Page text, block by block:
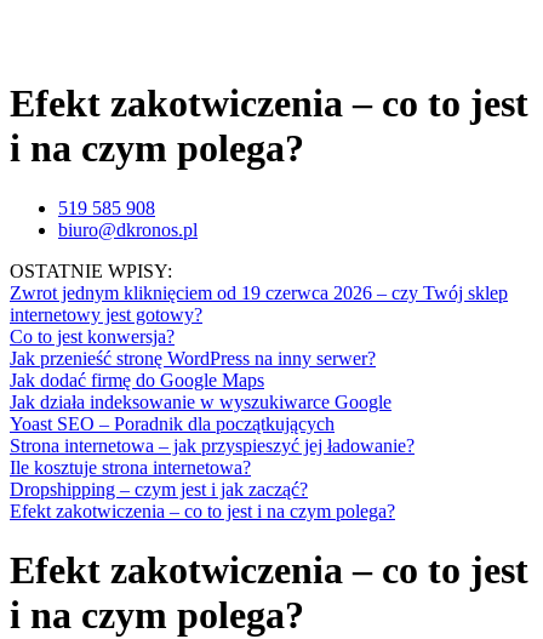
Efekt zakotwiczenia – co to jest
i na czym polega?
519 585 908
biuro@dkronos.pl
OSTATNIE WPISY:
Zwrot jednym kliknięciem od 19 czerwca 2026 – czy Twój sklep
internetowy jest gotowy?
Co to jest konwersja?
Jak przenieść stronę WordPress na inny serwer?
Jak dodać firmę do Google Maps
Jak działa indeksowanie w wyszukiwarce Google
Yoast SEO – Poradnik dla początkujących
Strona internetowa – jak przyspieszyć jej ładowanie?
Ile kosztuje strona internetowa?
Dropshipping – czym jest i jak zacząć?
Efekt zakotwiczenia – co to jest i na czym polega?
Efekt zakotwiczenia – co to jest
i na czym polega?